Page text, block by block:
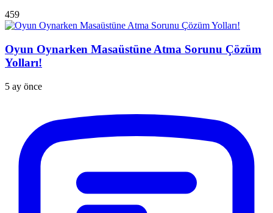
459
Oyun Oynarken Masaüstüne Atma Sorunu Çözüm
Yolları!
5 ay önce